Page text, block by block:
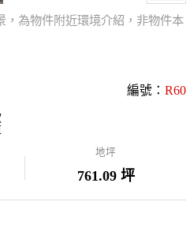
，為物件附近環境介紹，非物件本
編號： R60
地坪
761.09 坪